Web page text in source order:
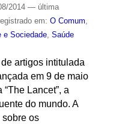
2014 — última
em: O Comum,
e Sociedade, Saúde
artigos intitulada
em 9 de maio
Lancet”, a
do mundo. A
sobre os